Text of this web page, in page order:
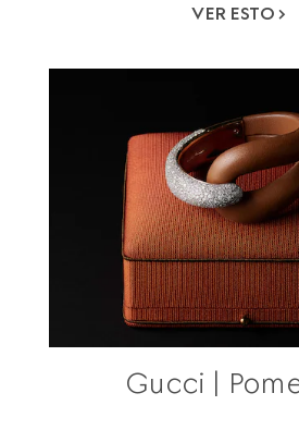
VER ESTO
Gucci |